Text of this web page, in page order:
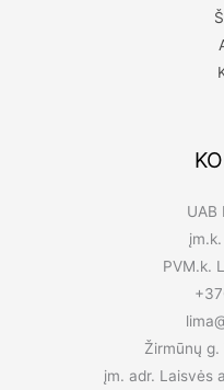
UAB
PVM.k.
Žirmūnų
įm. adr. Laisvės